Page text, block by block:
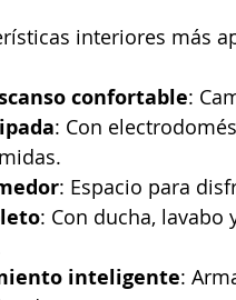
interiores más
confortable:
: Con
: Espacio para
: Con ducha,
inteligente: